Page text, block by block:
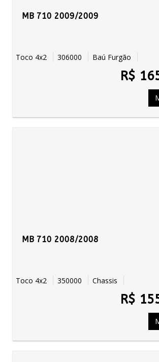
MB 710 2009/2009
Toco 4x2 306000 Baú Furgão
R$
MB 710 2008/2008
Toco 4x2 350000 Chassis
R$